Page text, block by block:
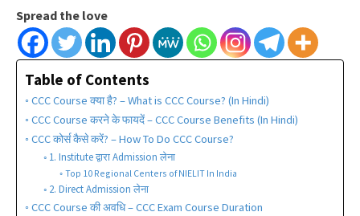
Spread the love
Table of Contents
CCC Course क्या है? – What is CCC Course? (In Hindi)
CCC Course करने के फायदें – CCC Course Benefits (In Hindi)
CCC कोर्स कैसे करें? – How To Do CCC Course?
1. Institute द्वारा Admission लेना
Top 10 Regional Centers of NIELIT In India
2. Direct Admission लेना
CCC Course की अवधि – CCC Exam Course Duration